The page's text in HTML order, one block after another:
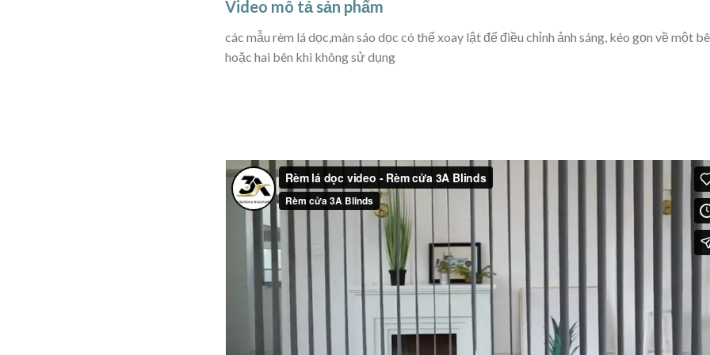
Video mô tả sản phẩm
các mẫu rèm lá dọc,màn sáo dọc có thể xoay lật để điều chỉnh ảnh sáng, kéo gọn về một
hoặc hai bên khi không sử dụng